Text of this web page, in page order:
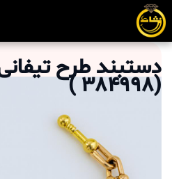
دستبند طرح
384998
)